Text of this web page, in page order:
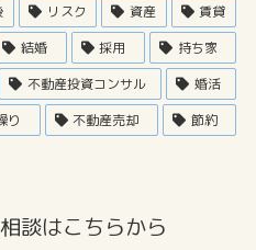
リスク 資産
賃貸
結婚 採用
持ち家
不動産投資コンサル
婚活
り 不動産売却 節約
談はこちらから